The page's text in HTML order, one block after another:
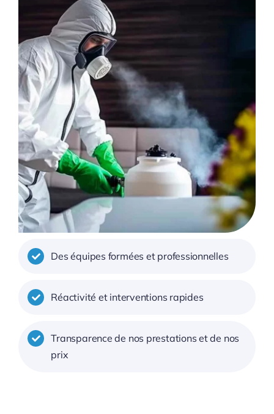
Des équipes formées et professionnelles
Réactivité et interventions rapides
Transparence de nos prestations et de nos
prix